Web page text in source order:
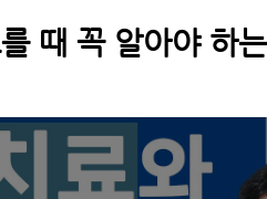
때 꼭 알아야 하